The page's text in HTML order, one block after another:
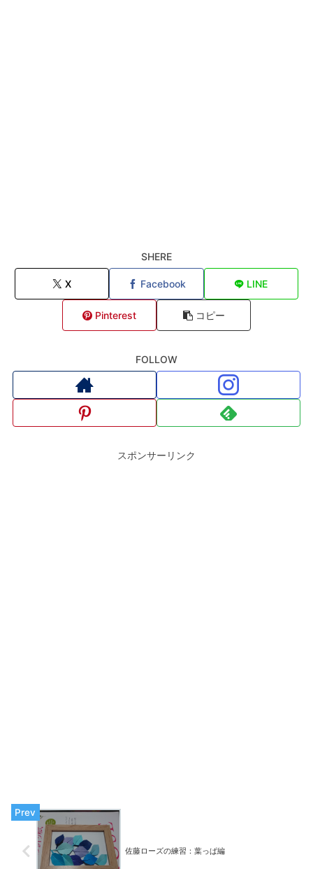
SHERE
X Facebook LINE
Pinterest コピー
FOLLOW
スポンサーリンク
佐藤ローズの練習：葉っぱ編